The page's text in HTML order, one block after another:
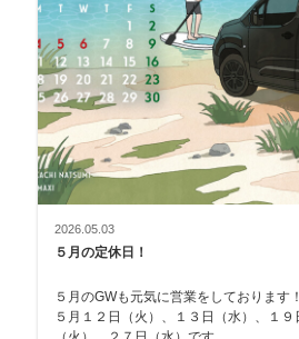
2026.05.03
５月の定休日！
５月のGWも元気に営業をしております！ ５月の定休日ですが、
５月１２日（火）、１３日（水）、１９